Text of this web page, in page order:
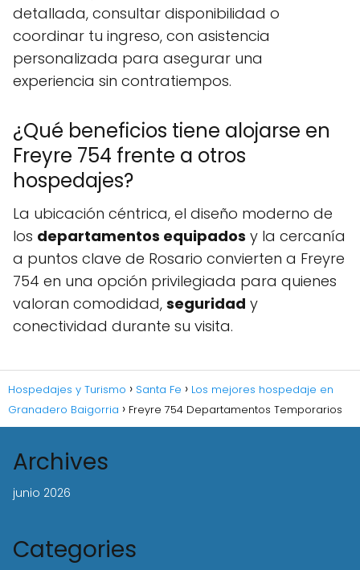
detallada, consultar disponibilidad o
coordinar tu ingreso, con asistencia
personalizada para asegurar una
experiencia sin contratiempos.
¿Qué beneficios tiene alojarse en
Freyre 754 frente a otros
hospedajes?
La ubicación céntrica, el diseño moderno de
los departamentos equipados y la cercanía
a puntos clave de Rosario convierten a Freyre
754 en una opción privilegiada para quienes
valoran comodidad, seguridad y
conectividad durante su visita.
Hospedajes y Turismo Santa Fe
Los mejores hospedaje en
Granadero Baigorria
Freyre 754 Departamentos Temporarios
Archives
junio 2026
Categories